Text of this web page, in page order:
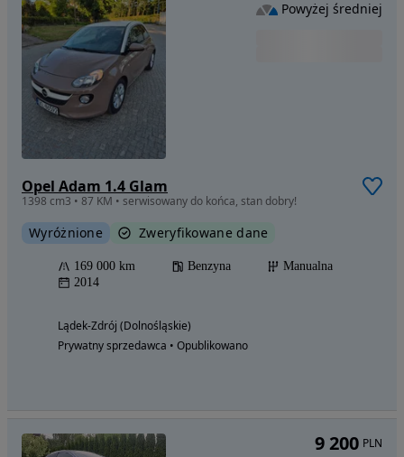
Opel Adam 1.4 Glam
1398 cm3 • 87 KM • serwisowany do końca, stan dobry!
Wyróżnione Zweryfikowane dane
169 000 km Benzyna
Manualna
2014
Lądek-Zdrój (Dolnośląskie)
Prywatny sprzedawca • Opublikowano
Powyżej średniej
9 200 PLN